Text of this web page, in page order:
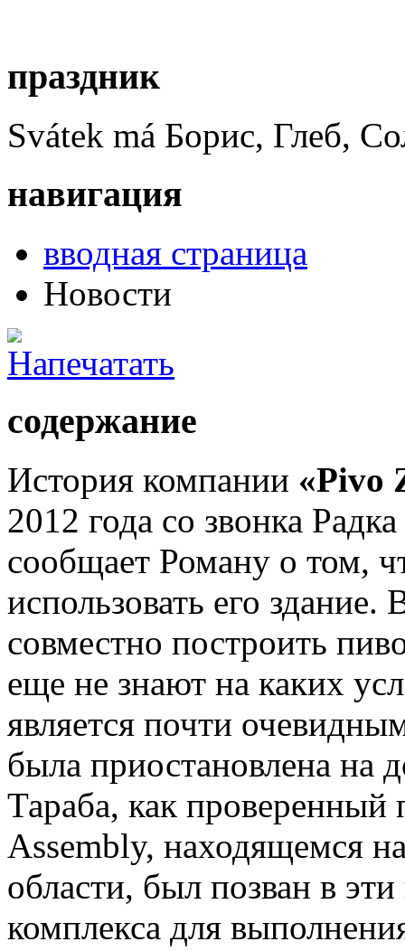
праздник
Svátek má Борис, Глеб,
навигация
вводная страница
Новости
содержание
История компании «Pivo
2012 года со звонка
сообщает Роману о том,
использовать его
совместно построить
еще не знают на каких
является почти
была приостановлена на
Тараба, как проверенный
Assembly, находящемся
области, был позван в
комплекса для